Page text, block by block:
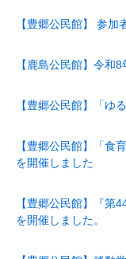
【豊郷公民館】 参加
【鹿島公民館】令和
【豊郷公民館】「ゆ
【豊郷公民館】「食
を開催しました
【豊郷公民館】『第
を開催しました。